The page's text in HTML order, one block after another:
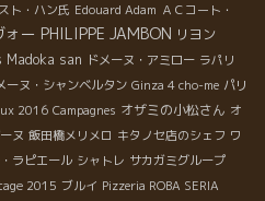
ト・ハン氏 Edouard Adam ＡＣコート・
ー PHILIPPE JAMBON リヨン
Madoka san ドメーヌ・アミロー ラパリ
ーヌ・シャンベルタン Ginza 4 cho-me パリ
2016 Campagnes オザミの小松さん オ
ヌ 飯田橋メリメロ キタノセ店のシェフ ワ
ラピエール シャトレ サカガミグループ
2015 ブルイ Pizzeria ROBA SERIA